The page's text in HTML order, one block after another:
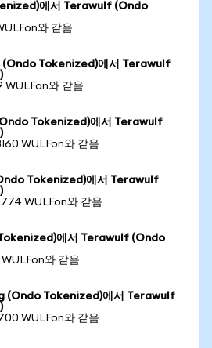
에서 Terawulf (Ondo
와 같음
Tokenized)에서 Terawulf
WULFon와 같음
Tokenized)에서 Terawulf
WULFon와 같음
Tokenized)에서 Terawulf
WULFon와 같음
에서 Terawulf (Ondo
와 같음
(Ondo Tokenized)에서 Terawulf
WULFon와 같음